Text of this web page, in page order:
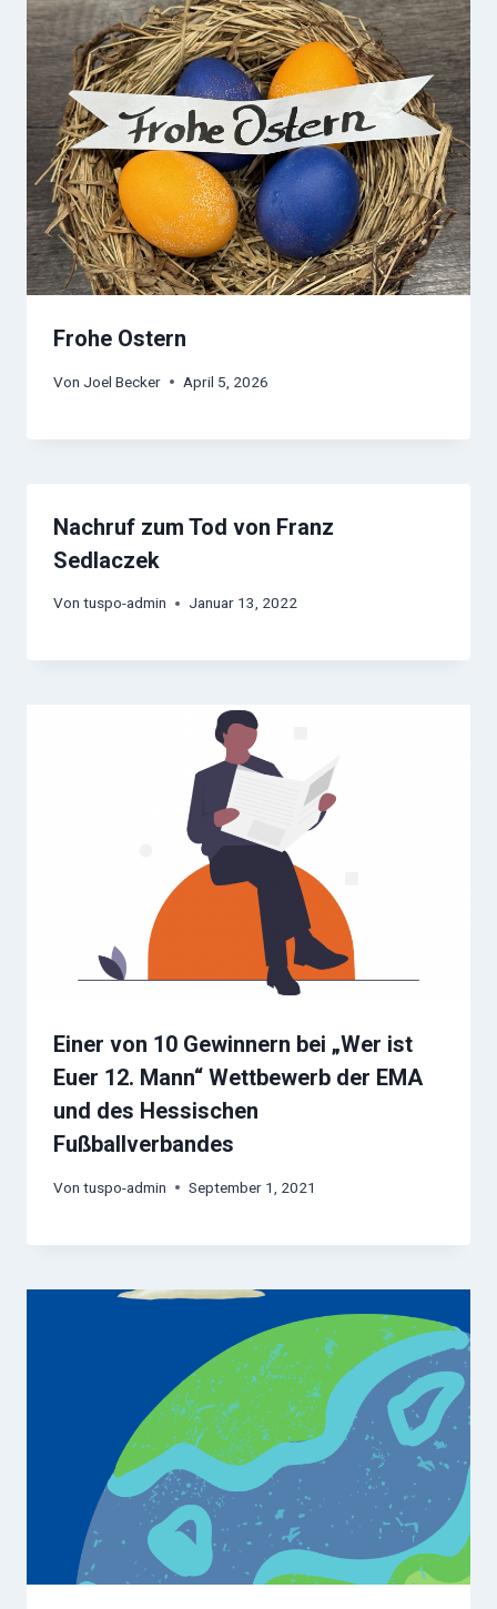
Frohe Ostern
Von Joel Becker April 5, 2026
Nachruf zum Tod von Franz
Sedlaczek
Von tuspo-admin Januar 13, 2022
Einer von 10 Gewinnern bei „Wer ist
Euer 12. Mann“ Wettbewerb der EMA
und des Hessischen
Fußballverbandes
Von tuspo-admin September 1, 2021